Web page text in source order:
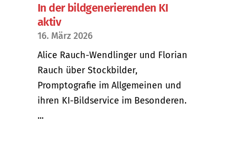
In der bildgenerierenden KI
aktiv
16. März 2026
Alice Rauch-Wendlinger und Florian
Rauch über Stockbilder,
Promptografie im Allgemeinen und
ihren KI-Bildservice im Besonderen.
...